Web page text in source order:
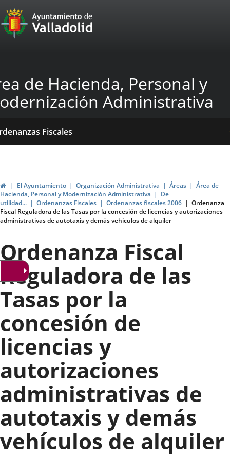
Portal
Web
Ayuntamiento
de
Valladolid
de Hacienda, Personal y
Administrativa
Fiscales
InicioEl Ayuntamiento Organización Administrativa Áreas
Área de
Hacienda, Personal y Modernización Administrativa
De
utilidad...
Ordenanzas Fiscales Ordenanzas fiscales 2006
Ordenanza
Fiscal Reguladora de las Tasas por la concesión de licencias y autorizaciones
administrativas de autotaxis y demás vehículos de alquiler
Ordenanza Fiscal
Reguladora de las
Tasas por la
concesión de
licencias y
autorizaciones
administrativas de
autotaxis y demás
vehículos de alquiler